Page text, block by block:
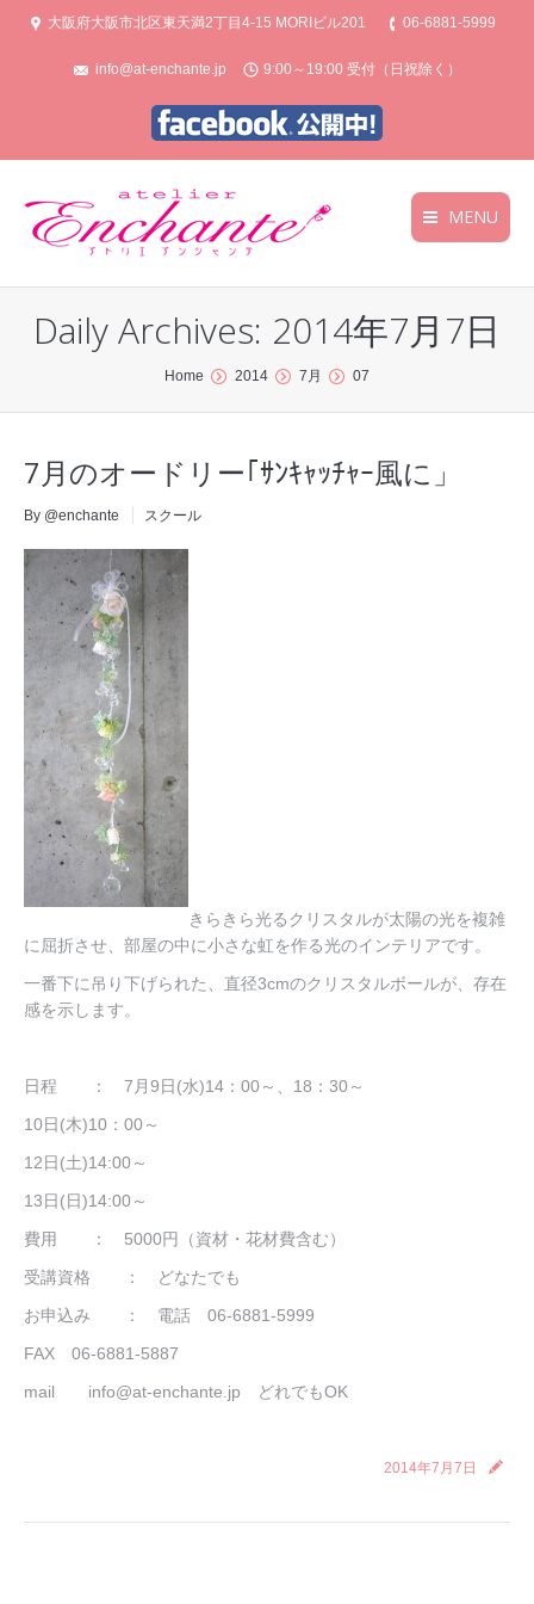
大阪府大阪市北区東天満2丁目4‐15 MORIビル201 06-6881-5999
info@at-enchante.jp 9:00～19:00 受付（日祝除く）
MENU
コース案内
トップ
コース案内
お問合せ
Daily Archives: 2014年7月7日
Home 2014 7月 07
7月のオードリー｢ｻﾝｷｬｯﾁｬｰ風に」
By @enchante スクール
きらきら光るクリスタルが太陽の光を複雑
に屈折させ、部屋の中に小さな虹を作る光のインテリアです。
一番下に吊り下げられた、直径3cmのクリスタルボールが、存在
感を示します。
日程 ： 7月9日(水)14：00～、18：30～
10日(木)10：00～
12日(土)14:00～
13日(日)14:00～
費用 ： 5000円（資材・花材費含む）
受講資格 ： どなたでも
お申込み ： 電話 06-6881-5999
FAX 06-6881-5887
mail info@at-enchante.jp どれでもOK
2014年7月7日